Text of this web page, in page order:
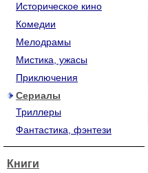
Историческое кино
Комедии
Мелодрамы
Мистика, ужасы
Приключения
Сериалы
Триллеры
Фантастика, фэнтези
Книги